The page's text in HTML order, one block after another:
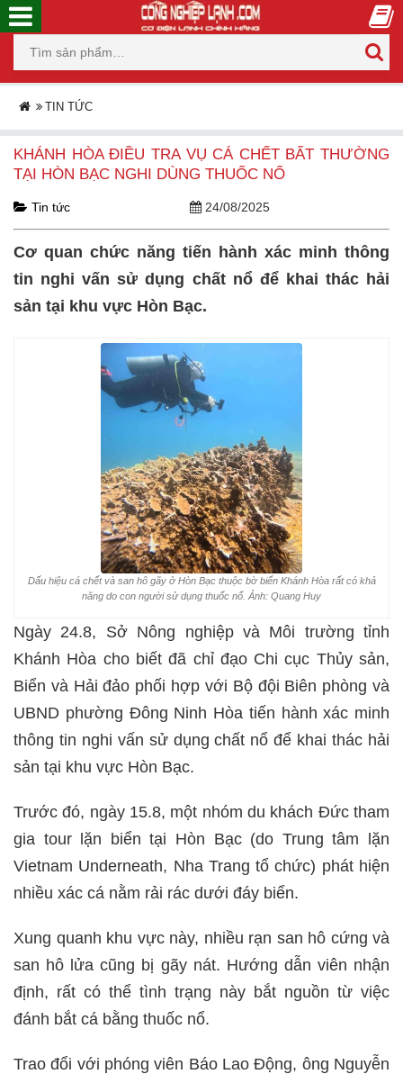
TIN TỨC
KHÁNH HÒA ĐIỀU TRA VỤ CÁ CHẾT BẤT THƯỜNG
TẠI HÒN BẠC NGHI DÙNG THUỐC NỔ
Tin tức 24/08/2025
Cơ quan chức năng tiến hành xác minh thông
tin nghi vấn sử dụng chất nổ để khai thác hải
sản tại khu vực Hòn Bạc.
Dấu hiệu cá chết và san hô gãy ở Hòn Bạc thuộc bờ biển Khánh Hòa rất có khả
năng do con người sử dụng thuốc nổ. Ảnh: Quang Huy
Ngày 24.8, Sở Nông nghiệp và Môi trường tỉnh
Khánh Hòa cho biết đã chỉ đạo Chi cục Thủy sản,
Biển và Hải đảo phối hợp với Bộ đội Biên phòng và
UBND phường Đông Ninh Hòa tiến hành xác minh
thông tin nghi vấn sử dụng chất nổ để khai thác hải
sản tại khu vực Hòn Bạc.
Trước đó, ngày 15.8, một nhóm du khách Đức tham
gia tour lặn biển tại Hòn Bạc (do Trung tâm lặn
Vietnam Underneath, Nha Trang tổ chức) phát hiện
nhiều xác cá nằm rải rác dưới đáy biển.
Xung quanh khu vực này, nhiều rạn san hô cứng và
san hô lửa cũng bị gãy nát. Hướng dẫn viên nhận
định, rất có thể tình trạng này bắt nguồn từ việc
đánh bắt cá bằng thuốc nổ.
Trao đổi với phóng viên Báo Lao Động, ông Nguyễn